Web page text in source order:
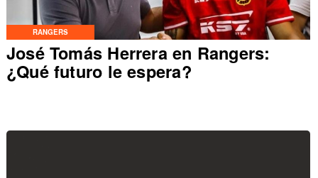
RANGERS
José Tomás Herrera en Rangers:
¿Qué futuro le espera?